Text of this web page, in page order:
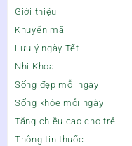
Giới thiệu
Khuyến mãi
Lưu ý ngày Tết
Nhi Khoa
Sống đẹp mỗi ngày
Sống khỏe mỗi ngày
Tăng chiều cao cho trẻ
Thông tin thuốc